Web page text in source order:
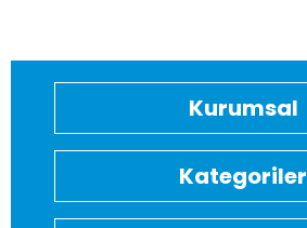
Kurumsal
Kategoriler